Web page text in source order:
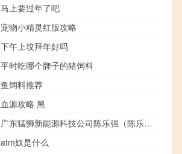
马上要过年了吧
宠物小精灵红版攻略
下午上坟拜年好吗
平时吃哪个牌子的猪饲料
鱼饲料推荐
血源攻略 黑
广东猛狮新能源科技公司陈乐强（陈乐伍-广东猛狮新能源科技股份有限公司董事长介绍）
atm奴是什么